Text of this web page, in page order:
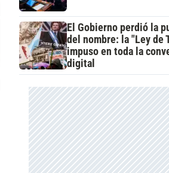
El Gobierno perdió la
del nombre: la "Ley de
impuso en toda la
digital